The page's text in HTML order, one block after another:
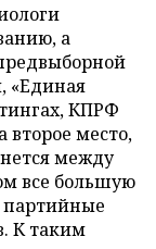
а
«Единая
КПРФ
второе место,
между
все большую
партийные
К таким